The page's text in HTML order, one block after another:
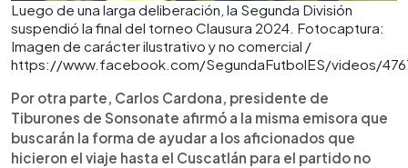
Luego de una larga deliberación, la Segunda División
suspendió la final del torneo Clausura 2024. Fotocaptura:
Imagen de carácter ilustrativo y no comercial /
https://www.facebook.com/SegundaFutbolES/videos/
Por otra parte, Carlos Cardona, presidente de
Tiburones de Sonsonate afirmó a la misma emisora que
buscarán la forma de ayudar a los aficionados que
hicieron el viaje hasta el Cuscatlán para el partido no